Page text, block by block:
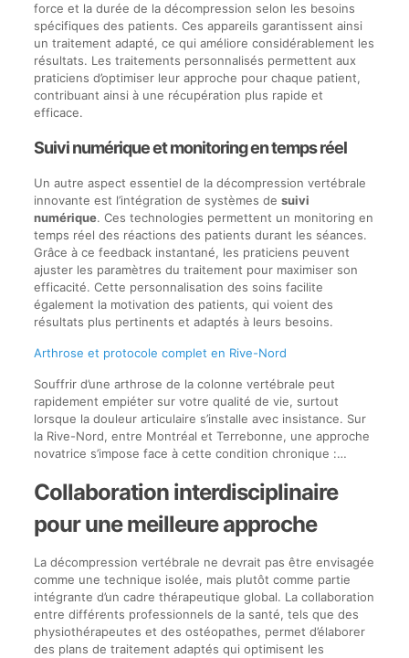
force et la durée de la décompression selon les besoins
spécifiques des patients. Ces appareils garantissent ainsi
un traitement adapté, ce qui améliore considérablement les
résultats. Les traitements personnalisés permettent aux
praticiens d’optimiser leur approche pour chaque patient,
contribuant ainsi à une récupération plus rapide et
efficace.
Suivi numérique et monitoring en temps réel
Un autre aspect essentiel de la décompression vertébrale
innovante est l’intégration de systèmes de suivi
numérique. Ces technologies permettent un monitoring en
temps réel des réactions des patients durant les séances.
Grâce à ce feedback instantané, les praticiens peuvent
ajuster les paramètres du traitement pour maximiser son
efficacité. Cette personnalisation des soins facilite
également la motivation des patients, qui voient des
résultats plus pertinents et adaptés à leurs besoins.
Arthrose et protocole complet en Rive-Nord
Souffrir d’une arthrose de la colonne vertébrale peut
rapidement empiéter sur votre qualité de vie, surtout
lorsque la douleur articulaire s’installe avec insistance. Sur
la Rive-Nord, entre Montréal et Terrebonne, une approche
novatrice s’impose face à cette condition chronique :…
Collaboration interdisciplinaire
pour une meilleure approche
La décompression vertébrale ne devrait pas être envisagée
comme une technique isolée, mais plutôt comme partie
intégrante d’un cadre thérapeutique global. La collaboration
entre différents professionnels de la santé, tels que des
physiothérapeutes et des ostéopathes, permet d’élaborer
des plans de traitement adaptés qui optimisent les